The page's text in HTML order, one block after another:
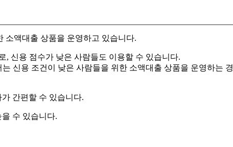
소액대출 상품을 운영하고 있습니다.
, 신용 점수가 낮은 사람들도 이용할 수 있습니다.
는 신용 조건이 낮은 사람들을 위한 소액대출 상품을 운영하는 경
간편할 수 있습니다.
수 있습니다.